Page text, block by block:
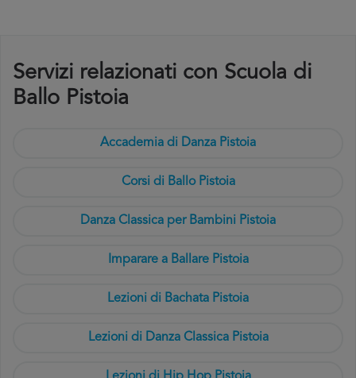
Servizi relazionati con Scuola di
Ballo Pistoia
Accademia di Danza Pistoia
Corsi di Ballo Pistoia
Danza Classica per Bambini Pistoia
Imparare a Ballare Pistoia
Lezioni di Bachata Pistoia
Lezioni di Danza Classica Pistoia